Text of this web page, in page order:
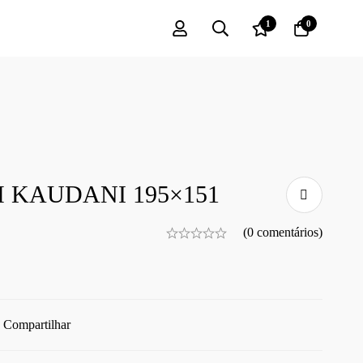
1 0
195×151
(0 comentários)
Compartilhar